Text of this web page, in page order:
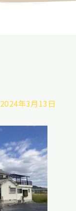
2024年3月13日